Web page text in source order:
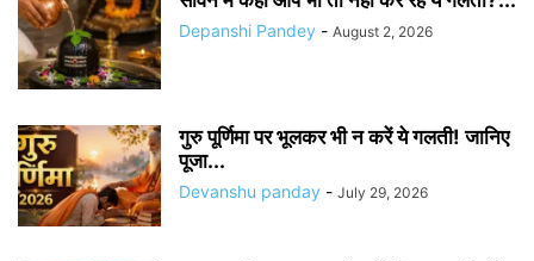
Depanshi Pandey - August 2, 2026
गुरु पूर्णिमा पर भूलकर भी न करें ये गलती! जानिए
पूजा...
Devanshu panday - July 29, 2026